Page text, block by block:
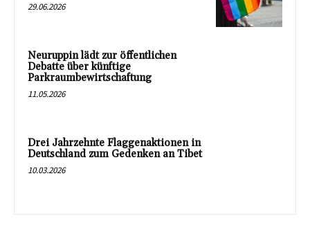
29.06.2026
Neuruppin lädt zur öffentlichen
Debatte über künftige
Parkraumbewirtschaftung
11.05.2026
Drei Jahrzehnte Flaggenaktionen in
Deutschland zum Gedenken an Tibet
10.03.2026